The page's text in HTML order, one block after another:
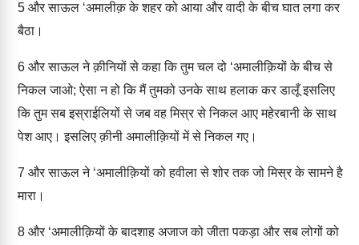
5 और साऊल ‘अमालीक़ के शहर को आया और वादी के बीच घात लगा कर
बैठा।
6 और साऊल ने क़ीनियों से कहा कि तुम चल दो ‘अमालीक़ियों के बीच से
निकल जाओ; ऐसा न हो कि मैं तुमको उनके साथ हलाक कर डालूँ इसलिए
कि तुम सब इस्राईलियों से जब वह मिस्र से निकल आए महेरबानी के साथ
पेश आए। इसलिए क़ीनी अमालीक़ियों में से निकल गए।
7 और साऊल ने ‘अमालीक़ियों को हवीला से शोर तक जो मिस्र के सामने है
मारा।
8 और ‘अमालीक़ियों के बादशाह अजाज को जीता पकड़ा और सब लोगों को